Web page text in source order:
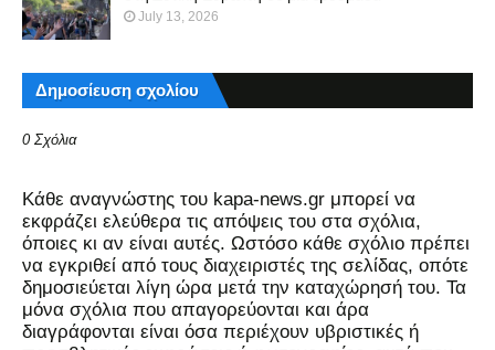
July 13, 2026
Δημοσίευση σχολίου
0 Σχόλια
Kάθε αναγνώστης του kapa-news.gr μπορεί να
εκφράζει ελεύθερα τις απόψεις του στα σχόλια,
όποιες κι αν είναι αυτές. Ωστόσο κάθε σχόλιο πρέπει
να εγκριθεί από τους διαχειριστές της σελίδας, οπότε
δημοσιεύεται λίγη ώρα μετά την καταχώρησή του. Τα
μόνα σχόλια που απαγορεύονται και άρα
διαγράφονται είναι όσα περιέχουν υβριστικές ή